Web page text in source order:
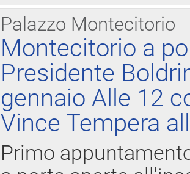
Palazzo Montecitorio
Montecitorio a
Presidente
gennaio Alle 12
Vince Tempera
Primo